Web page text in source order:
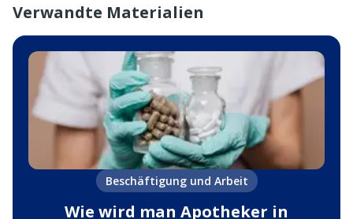
Verwandte Materialien
Beschäftigung und Arbeit
Wie wird man Apotheker in